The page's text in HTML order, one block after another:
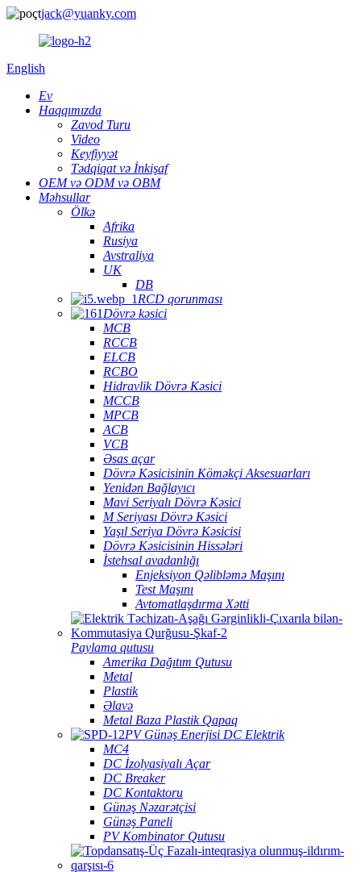
jack@yuanky.com
English
Ev
Haqqımızda
Zavod Turu
Video
Keyfiyyət
Tədqiqat və İnkişaf
OEM və ODM və OBM
Məhsullar
Ölkə
Afrika
Rusiya
Avstraliya
UK
DB
RCD qorunması
Dövrə kəsici
MCB
RCCB
ELCB
RCBO
Hidravlik Dövrə Kəsici
MCCB
MPCB
ACB
VCB
Əsas açar
Dövrə Kəsicisinin Köməkçi Aksesuarları
Yenidən Bağlayıcı
Mavi Seriyalı Dövrə Kəsici
M Seriyası Dövrə Kəsici
Yaşıl Seriya Dövrə Kəsicisi
Dövrə Kəsicisinin Hissələri
İstehsal avadanlığı
Enjeksiyon Qəlibləmə Maşını
Test Maşını
Avtomatlaşdırma Xətti
Paylama qutusu
Amerika Dağıtım Qutusu
Metal
Plastik
Əlavə
Metal Baza Plastik Qapaq
PV Günəş Enerjisi DC Elektrik
MC4
DC İzolyasiyalı Açar
DC Breaker
DC Kontaktoru
Günəş Nəzarətçisi
Günəş Paneli
PV Kombinator Qutusu